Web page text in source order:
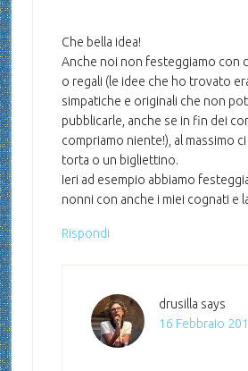
Che bella idea!
Anche noi non festeggiamo con
o regali (le idee che ho trovato
simpatiche e originali che non
pubblicarle, anche se in fin dei
compriamo niente!), al massimo
torta o un bigliettino.
Ieri ad esempio abbiamo
nonni con anche i miei cognati e
Rispondi
drusilla says
16 Febbraio